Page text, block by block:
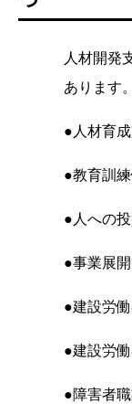
人材開発
あります。
●人材育
●教育訓
●人への
●事業展
●建設労
●建設労
●障害者